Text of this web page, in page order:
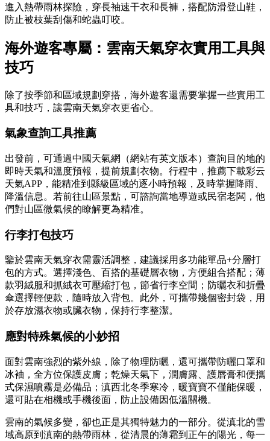
進入熱帶雨林探險，穿長袖速干衣和長褲，搭配防滑登山鞋，
防止被枝葉刮傷和蛇蟲叮咬。
海外遊客專屬：雲南天氣穿衣實用工具與
技巧
除了按季節和區域規劃穿搭，海外遊客還需要掌握一些實用工
具和技巧，讓雲南天氣穿衣更省心。
氣象查詢工具推薦
出發前，可通過中國天氣網（網站有英文版本）查詢目的地的
即時天氣和溫度預報，提前規劃衣物。行程中，推薦下載彩云
天氣APP，能精准到縣級區域的逐小時預報，及時掌握降雨、
降溫信息。若前往山區景點，可諮詢當地導遊或民宿老闆，他
們對山區微氣候的瞭解更為精准。
行李打包技巧
鑒於雲南天氣穿衣需靈活調整，建議採用多功能單品+分層打
包的方式。選擇淺色、百搭的基礎層衣物，方便組合搭配；薄
款羽絨服和抓絨衣可壓縮打包，節省行李空間；防曬衣和折疊
傘選擇輕便款，隨時放入背包。此外，可攜帶幾個密封袋，用
於存放濕衣物或臟衣物，保持行李整潔。
應對特殊氣候的小妙招
面對雲南強烈的紫外線，除了物理防曬，還可攜帶防曬口罩和
冰袖，全方位保護皮膚；乾燥天氣下，潤膚露、護唇膏和便攜
式保濕噴霧是必備品；滇西北冬季寒冷，暖寶寶不僅能保暖，
還可貼在相機或手機後面，防止設備因低溫關機。
雲南的氣候多變，卻也正是其獨特魅力的一部分。從滇北的雪
域高原到滇南的熱帶雨林，從清晨的薄霜到正午的陽光，每一